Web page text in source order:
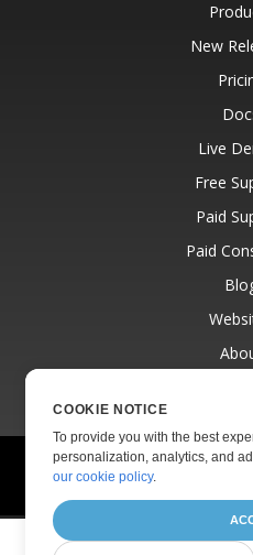
New
Live
Free
Paid
Paid
© Aspose Pty Ltd 2001-
Privacy Policy
COOKIE NOTICE
To provide you with the best
personalization, analytics, and
our cookie policy.